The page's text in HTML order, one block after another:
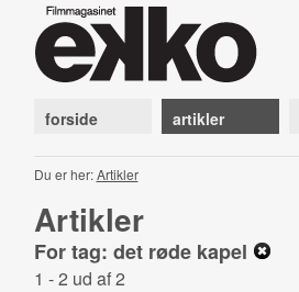
forside artikler
Du er her:Artikler
Artikler
For tag: det røde kapel
1 - 2 ud af 2